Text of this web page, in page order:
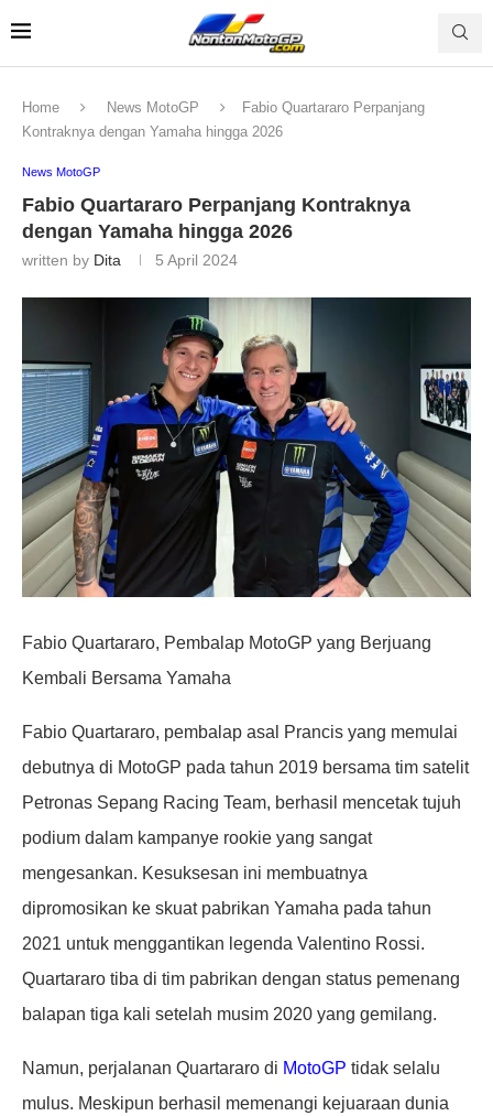
Home News MotoGP
Fabio Quartararo Perpanjang
Kontraknya dengan Yamaha hingga 2026
News MotoGP
Fabio Quartararo Perpanjang Kontraknya
dengan Yamaha hingga 2026
written by Dita 5 April 2024
Fabio Quartararo, Pembalap MotoGP yang Berjuang
Kembali Bersama Yamaha
Fabio Quartararo, pembalap asal Prancis yang memulai
debutnya di MotoGP pada tahun 2019 bersama tim satelit
Petronas Sepang Racing Team, berhasil mencetak tujuh
podium dalam kampanye rookie yang sangat
mengesankan. Kesuksesan ini membuatnya
dipromosikan ke skuat pabrikan Yamaha pada tahun
2021 untuk menggantikan legenda Valentino Rossi.
Quartararo tiba di tim pabrikan dengan status pemenang
balapan tiga kali setelah musim 2020 yang gemilang.
Namun, perjalanan Quartararo di MotoGP tidak selalu
mulus. Meskipun berhasil memenangi kejuaraan dunia